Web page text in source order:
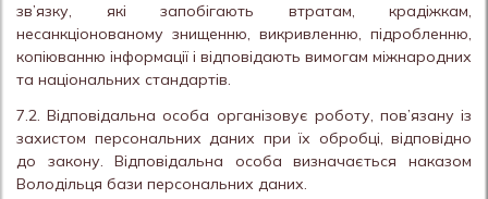
зв’язку, які запобігають втратам, крадіжкам,
несанкціонованому знищенню, викривленню, підробленню,
копіюванню інформації і відповідають вимогам міжнародних
та національних стандартів.
7.2. Відповідальна особа організовує роботу, пов’язану із
захистом персональних даних при їх обробці, відповідно
до закону. Відповідальна особа визначається наказом
Володільця бази персональних даних.